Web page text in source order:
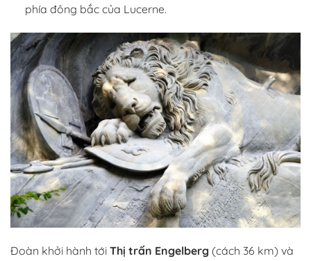
phía đông bắc của Lucerne.
Đoàn khởi hành tới Thị trấn Engelberg (cách 36 km) và